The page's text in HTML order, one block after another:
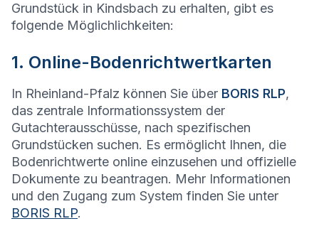
Grundstück in Kindsbach zu erhalten, gibt es
folgende Möglichlichkeiten:
1. Online-Bodenrichtwertkarten
In Rheinland-Pfalz können Sie über BORIS RLP,
das zentrale Informationssystem der
Gutachterausschüsse, nach spezifischen
Grundstücken suchen. Es ermöglicht Ihnen, die
Bodenrichtwerte online einzusehen und offizielle
Dokumente zu beantragen. Mehr Informationen
und den Zugang zum System finden Sie unter
BORIS RLP.